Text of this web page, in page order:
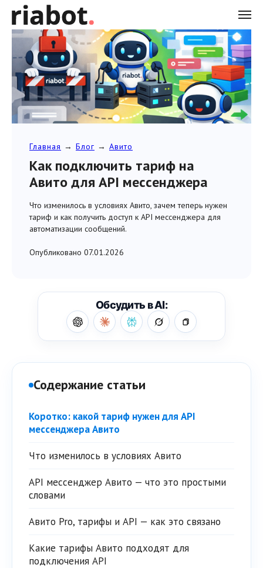
Главная → Блог → Авито
Как подключить тариф на
Авито для API мессенджера
Что изменилось в условиях Авито, зачем теперь нужен
тариф и как получить доступ к API мессенджера для
автоматизации сообщений.
Опубликовано 07.01.2026
Обсудить в AI:
Содержание статьи
Коротко: какой тариф нужен для API
мессенджера Авито
Что изменилось в условиях Авито
API мессенджер Авито — что это простыми
словами
Авито Pro, тарифы и API — как это связано
Какие тарифы Авито подходят для
подключения API